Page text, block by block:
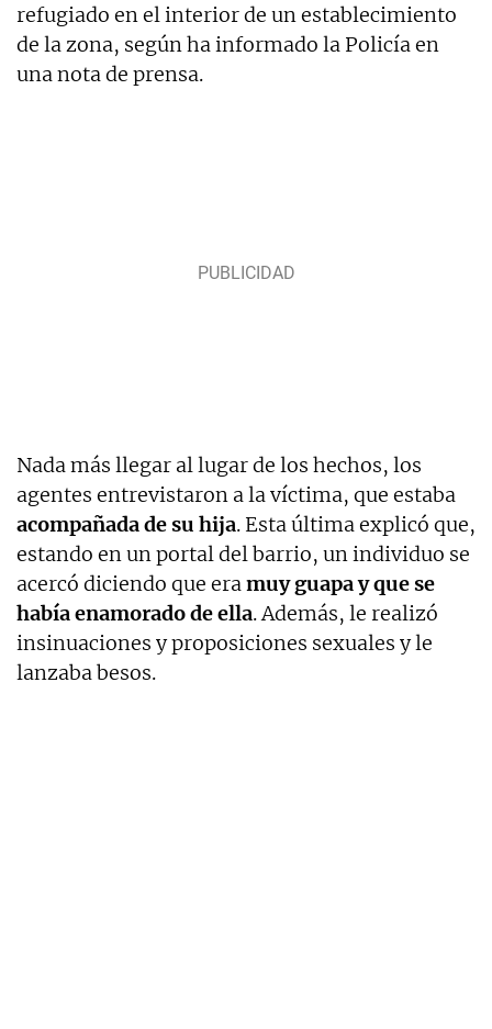
refugiado en el interior de un establecimiento
de la zona, según ha informado la Policía en
una nota de prensa.
Nada más llegar al lugar de los hechos, los
agentes entrevistaron a la víctima, que estaba
acompañada de su hija. Esta última explicó que,
estando en un portal del barrio, un individuo se
acercó diciendo que eramuy guapa y que se
había enamorado de ella. Además, le realizó
insinuaciones y proposiciones sexuales y le
lanzaba besos.